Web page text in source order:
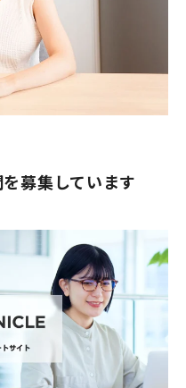
募集しています